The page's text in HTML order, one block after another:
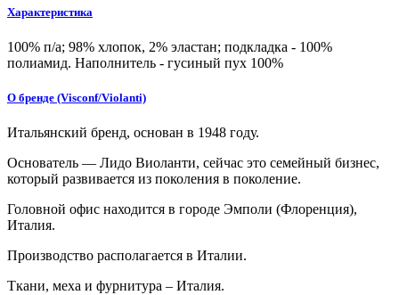
Характеристика
100% п/а; 98% хлопок, 2% эластан; подкладка - 100%
полиамид. Наполнитель - гусиный пух 100%
О бренде (Visconf/Violanti)
Итальянский бренд, основан в 1948 году.
Основатель — Лидо Виоланти, сейчас это семейный бизнес,
который развивается из поколения в поколение.
Головной офис находится в городе Эмполи (Флоренция),
Италия.
Производство располагается в Италии.
Ткани, меха и фурнитура – Италия.